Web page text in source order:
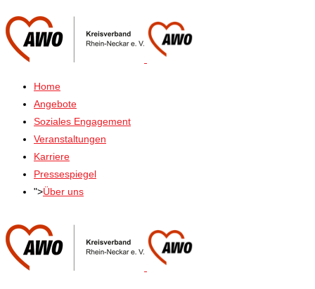
Home
Angebote
Soziales Engagement
Veranstaltungen
Karriere
Pressespiegel
">Über uns